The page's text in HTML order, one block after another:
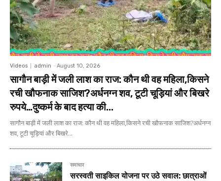
Videos admin - August 10, 2026
सागौन बाड़ी में जली लाश का राज: कौन थी वह महिला,किसने
रची खौफनाक साजिश?अर्धनग्न शव, टूटी चूड़ियां और बिखरे
रुपये…दुष्कर्म के बाद हत्या की...
सागौन बाड़ी में जली लाश का राज: कौन थी वह महिला,किसने रची खौफनाक साजिश?अर्धनग्न
शव, टूटी चूड़ियां और बिखरे...
समाचार
सरस्वती साइकिल योजना पर उठे सवाल: छात्राओं